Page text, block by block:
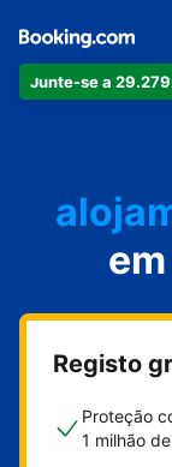
Junte-se a
o
Registo
Proteção
1 milhão